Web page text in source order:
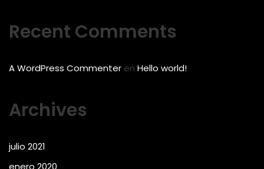
Recent Comments
A WordPress Commenter en Hello world!
Archives
julio 2021
enero 2020